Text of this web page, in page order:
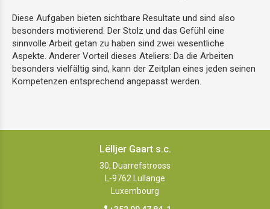
Diese Aufgaben bieten sichtbare Resultate und sind also
besonders motivierend. Der Stolz und das Gefühl eine
sinnvolle Arbeit getan zu haben sind zwei wesentliche
Aspekte. Anderer Vorteil dieses Ateliers: Da die Arbeiten
besonders vielfältig sind, kann der Zeitplan eines jeden seinen
Kompetenzen entsprechend angepasst werden.
Lëlljer Gaart s.c.
30, Duarrefstrooss
L-9762
Lullange
Luxembourg